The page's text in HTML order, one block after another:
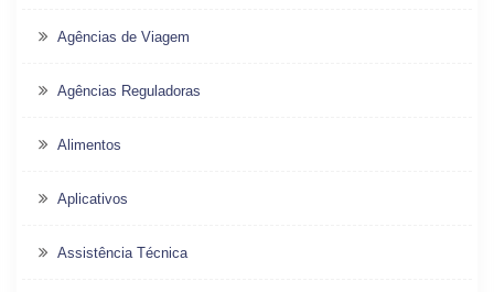
Agências de Viagem
Agências Reguladoras
Alimentos
Aplicativos
Assistência Técnica